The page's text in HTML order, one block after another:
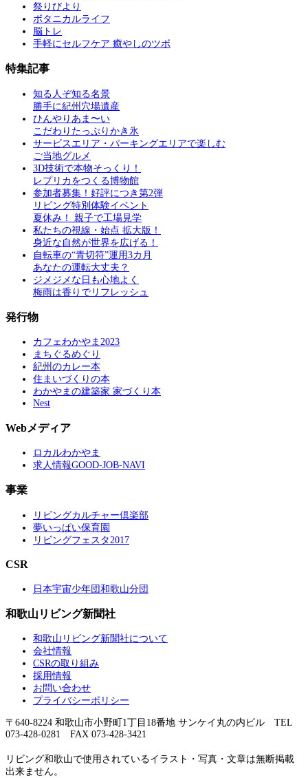
祭りびより
ボタニカルライフ
脳トレ
手軽にセルフケア 癒やしのツボ
特集記事
知る人ぞ知る名景
勝手に紀州穴場遺産
ひんやりあま〜い
こだわりたっぷりかき氷
サービスエリア・パーキングエリアで楽しむ
ご当地グルメ
3D技術で本物そっくり！
レプリカをつくる博物館
参加者募集！好評につき第2弾
リビング特別体験イベント
夏休み！ 親子で工場見学
私たちの視線・始点 拡大版！
身近な自然が世界を広げる！
自転車の“青切符”運用3カ月
あなたの運転大丈夫？
ジメジメな日も心地よく
梅雨は香りでリフレッシュ
発行物
カフェわかやま2023
まちぐるめぐり
紀州のカレー本
住まいづくりの本
わかやまの建築家 家づくり本
Nest
Webメディア
ロカルわかやま
求人情報GOOD-JOB-NAVI
事業
リビングカルチャー倶楽部
夢いっぱい保育園
リビングフェスタ2017
CSR
日本宇宙少年団和歌山分団
和歌山リビング新聞社
和歌山リビング新聞社について
会社情報
CSRの取り組み
採用情報
お問い合わせ
プライバシーポリシー
〒640-8224 和歌山市小野町1丁目18番地 サンケイ丸の内ビル TEL
073-428-0281 FAX 073-428-3421
リビング和歌山で使用されているイラスト・写真・文章は無断掲載
出来ません。